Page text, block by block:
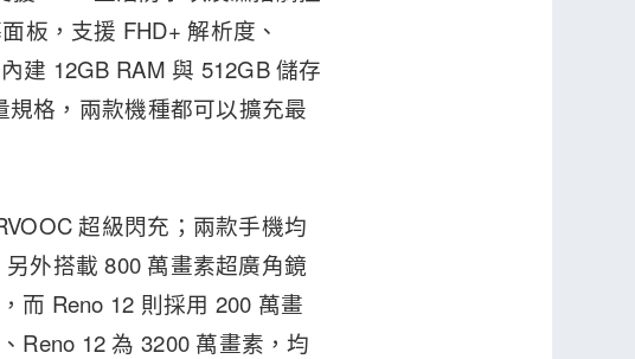
板，支援 FHD+ 解析度、
建 12GB RAM 與 512GB 儲存
規格，兩款機種都可以擴充最
超級閃充；兩款手機均
外搭載 800 萬畫素超廣角鏡
而 Reno 12 則採用 200 萬畫
Reno 12 為 3200 萬畫素，均